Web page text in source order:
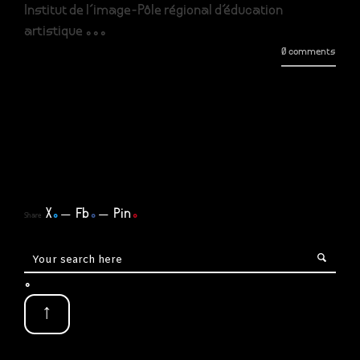
Institut de l’image-Pôle régional d’éducation
artistique ...
0 comments
Share X. Fb. Pin.
.
↑